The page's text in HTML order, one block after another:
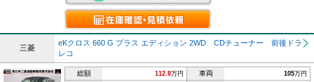
三菱
eKクロス 660 G プラス エディション 2WD CDチューナー 前後ドラ
レコ
総額 112.8万円 車両 105万円